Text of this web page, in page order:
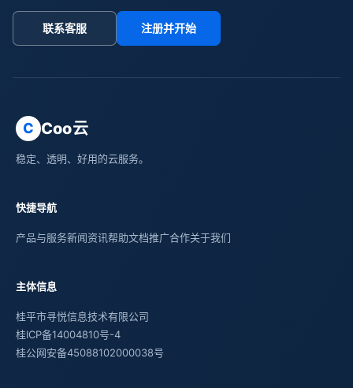
联系客服 注册并开始
C Coo云
稳定、透明、好用的云服务。
快捷导航
产品与服务新闻资讯帮助文档推广合作关于我们
主体信息
桂平市寻悦信息技术有限公司
桂ICP备14004810号-4
桂公网安备45088102000038号